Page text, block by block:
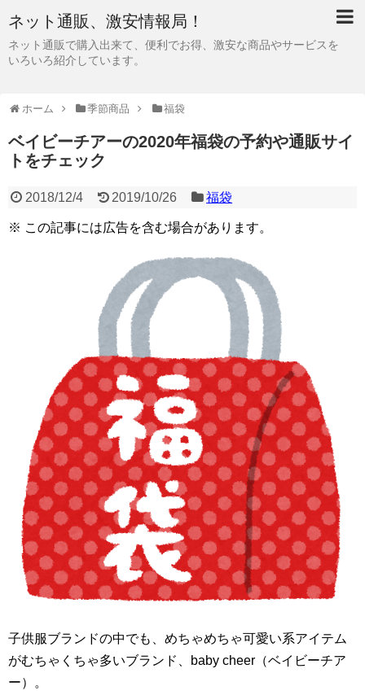
ネット通販、激安情報局！
ネット通販で購入出来て、便利でお得、激安な商品やサービスを
いろいろ紹介しています。
ホーム 季節商品 福袋
ベイビーチアーの2020年福袋の予約や通販サイ
トをチェック
2018/12/4 2019/10/26 福袋
※ この記事には広告を含む場合があります。
子供服ブランドの中でも、めちゃめちゃ可愛い系アイテム
がむちゃくちゃ多いブランド、baby cheer（ベイビーチア
ー）。